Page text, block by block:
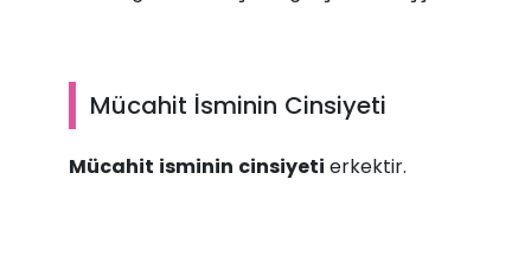
Mücahit İsminin Cinsiyeti
Mücahit isminin cinsiyeti erkektir.